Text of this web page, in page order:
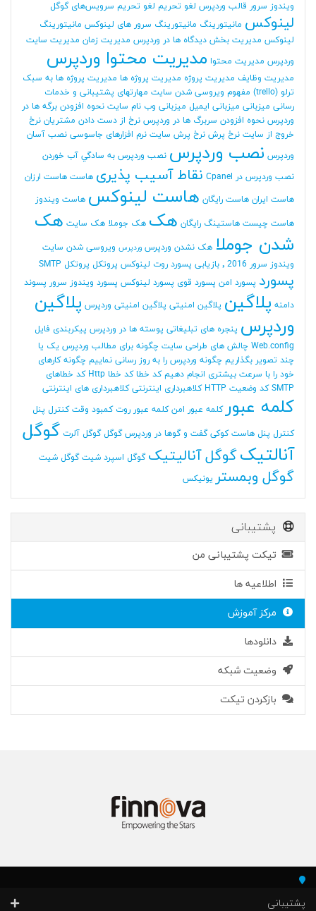
ویندوز سرور قالب وردپرس لغو تحریم لغو تحریم سرویس‌های گوگل
لینوکس مانیتورینگ مانیتورینگ سرور های لینوکس مانیتورینگ
لینوکس مدیریت بخش دیدگاه ها در وردپرس مدیریت زمان مدیریت سایت
وردپرس مدیریت محتوا مدیریت محتوا وردپرس
مدیریت وظایف مدیریت پروژه مدیریت پروژه ها مدیریت پروژه ها به سبک
ترلو (trello)
مفهوم ویروسی شدن سایت مهارتهای پشتیبانی و خدمات
رسانی میزبانی میزبانی ایمیل میزبانی وب نام سایت نحوه افزودن برگه ها در
وردپرس نحوه افزودن سربرگ ها در وردپرس نرخ از دست دادن مشتریان نرخ
خروج از سایت نرخ پرش نرخ پرش سایت نرم افزارهای جاسوسی نصب آسان
وردپرس نصب وردپرس نصب وردپرس به سادگي آب خوردن
نصب وردپرس در Cpanel
نقاط آسیب پذیری هاست هاست ارزان
هاست ایران هاست رایگان هاست لینوکس هاست ویندوز
هاست چیست هاستینگ رایگان هک هک جوملا هک سایت هک
شدن جوملا هک نشدن وردپرس وردپرس ویروسی شدن سایت
ویندوز سرور 2016
٬ بازیابی پسورد روت لینوکس پروتکل پروتکل SMTP
پسورد پسورد امن پسورد قوی پسورد لینوکس پسورد ویندوز سرور پسوند
دامنه پلاگین پلاگین امنیتی پلاگین امنیتی وردپرس پلاگین
وردپرس پنجره های تبلیغاتی پوسته ها در وردپرس پیکربندی فایل
Web.config چالش های طراحی سایت چگونه برای مطالب وردپرس یک یا
چند تصویر بگذاریم چگونه وردپرس را به روز رسانی نماییم چگونه کارهای
خود را با سرعت بیشتری انجام دهیم کد خطا کد خطا Http
کد خطاهای
SMTP کد وضعیت HTTP کلاهبرداری اینترنتی کلاهبرداری های اینترنتی
کلمه عبور کلمه عبور امن کلمه عبور روت کمبود وقت کنترل پنل
کنترل پنل هاست کوکی گفت و گوها در وردپرس گوگل گوگل آلرت گوگل
آنالتیکگوگل آنالیتیک گوگل اسپرد شیت گوگل شیت
گوگل وبمستر یونیکس
پشتیبانی
تیکت پشتیبانی من
اطلاعیه ها
مرکز آموزش
دانلودها
وضعیت شبکه
بازکردن تیکت
پشتیبانی